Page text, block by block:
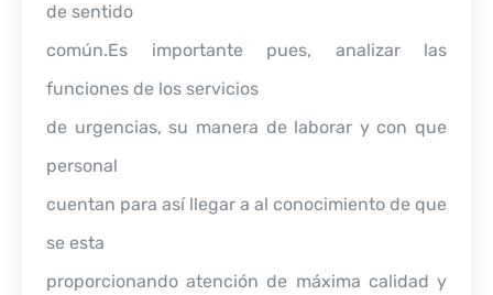
de sentido
común.Es importante pues, analizar las
funciones de los servicios
de urgencias, su manera de laborar y con que
personal
cuentan para así llegar a al conocimiento de que
se esta
proporcionando atención de máxima calidad y